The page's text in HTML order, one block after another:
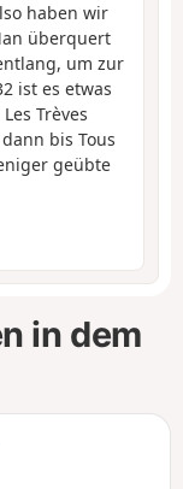
haben wir
überquert
um zur
ist es etwas
Trèves
bis Tous
geübte
in dem